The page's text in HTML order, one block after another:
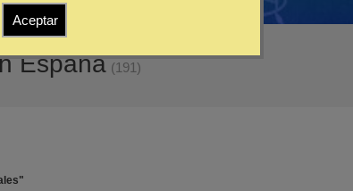
España (191)
Aceptar